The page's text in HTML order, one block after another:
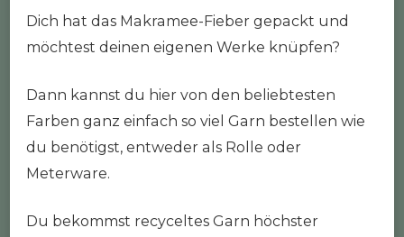
Dich hat das Makramee-Fieber gepackt und
möchtest deinen eigenen Werke knüpfen?
Dann kannst du hier von den beliebtesten
Farben ganz einfach so viel Garn bestellen wie
du benötigst, entweder als Rolle oder
Meterware.
Du bekommst recyceltes Garn höchster